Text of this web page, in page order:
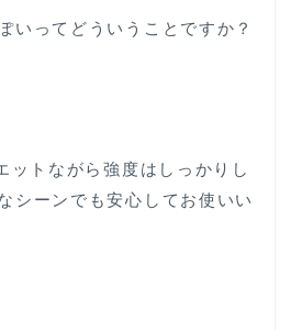
いってどういうことですか？
ットながら強度はしっかりし
シーンでも安心してお使いい